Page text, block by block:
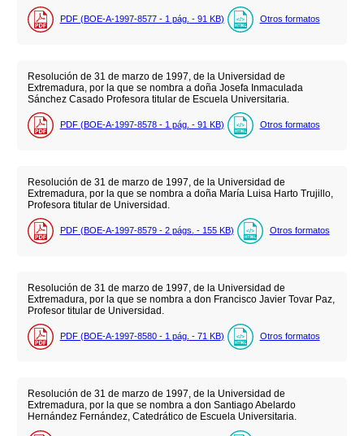
PDF (BOE-A-1997-8577 - 1 pág. - 91 KB) Otros formatos
Resolución de 31 de marzo de 1997, de la Universidad de
Extremadura, por la que se nombra a doña Josefa Inmaculada
Sánchez Casado Profesora titular de Escuela Universitaria.
PDF (BOE-A-1997-8578 - 1 pág. - 91 KB) Otros formatos
Resolución de 31 de marzo de 1997, de la Universidad de
Extremadura, por la que se nombra a doña María Luisa Harto Trujillo,
Profesora titular de Universidad.
PDF (BOE-A-1997-8579 - 2 págs. - 155 KB) Otros formatos
Resolución de 31 de marzo de 1997, de la Universidad de
Extremadura, por la que se nombra a don Francisco Javier Tovar Paz,
Profesor titular de Universidad.
PDF (BOE-A-1997-8580 - 1 pág. - 71 KB) Otros formatos
Resolución de 31 de marzo de 1997, de la Universidad de
Extremadura, por la que se nombra a don Santiago Abelardo
Hernández Fernández, Catedrático de Escuela Universitaria.